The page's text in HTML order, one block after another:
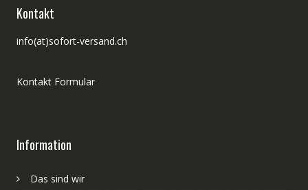
Kontakt
info(at)sofort-versand.ch
Kontakt Formular
Information
Das sind wir